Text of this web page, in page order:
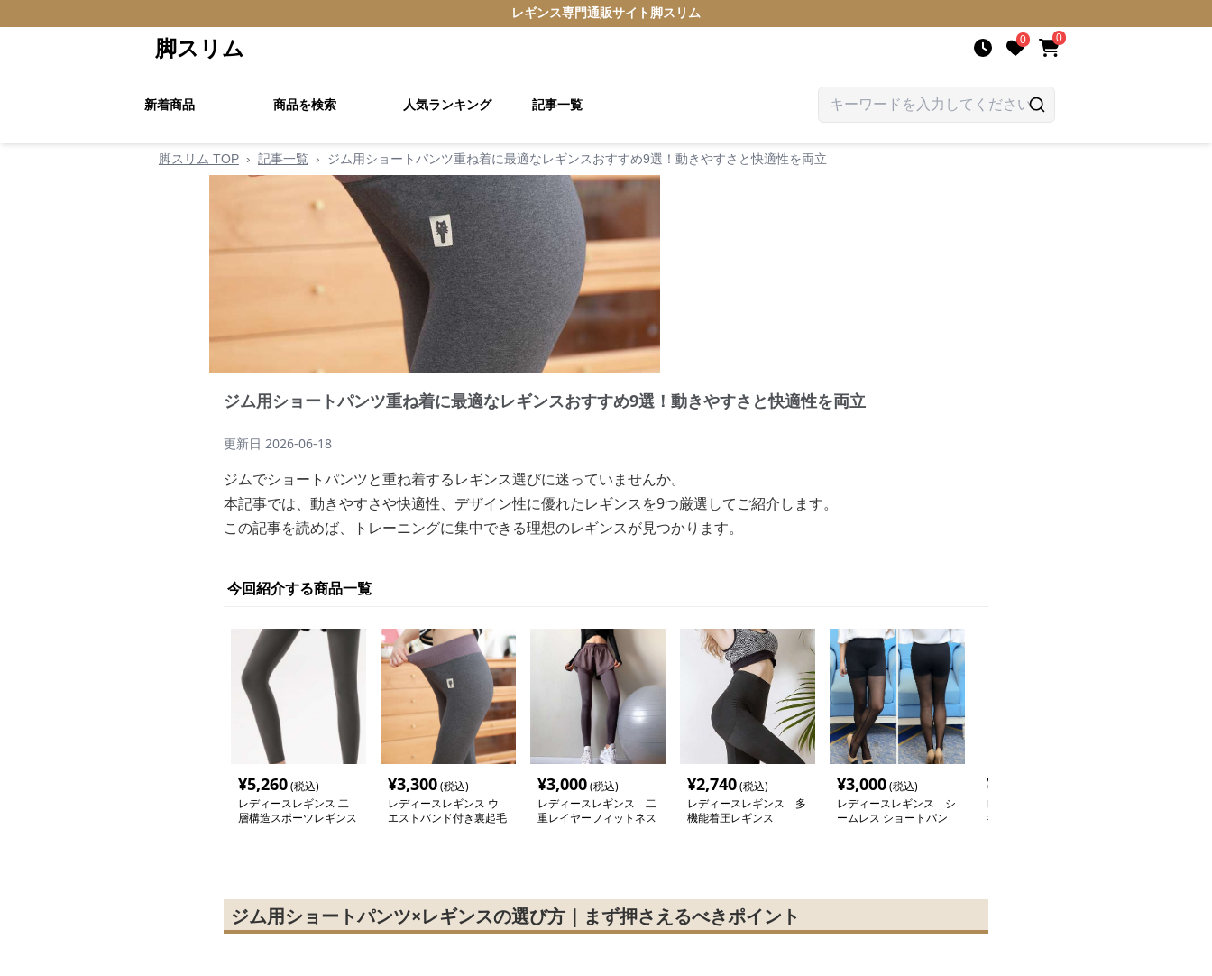
レギンス専門通販サイト 脚スリム
脚スリム 0 0
新着商品 商品を検索 人気ランキング 記事一覧
脚スリム TOP › 記事一覧 › ジム用ショートパンツ重ね着に最適なレギンスおすすめ9選！動きやすさと快適性を両立
ジム用ショートパンツ重ね着に最適なレギンスおすすめ9選！動きやすさと快適性を両立
更新日 2026-06-18
ジムでショートパンツと重ね着するレギンス選びに迷っていませんか。
本記事では、動きやすさや快適性、デザイン性に優れたレギンスを9つ厳選してご紹介します。
この記事を読めば、トレーニングに集中できる理想のレギンスが見つかります。
今回紹介する商品一覧
¥5,260(税込)
レディースレギンス 二
層構造スポーツレギンス
¥3,300(税込)
レディースレギンス ウ
エストバンド付き裏起毛
¥3,000(税込)
レディースレギンス 二
重レイヤーフィットネス
¥2,740(税込)
レディースレギンス 多
機能着圧レギンス
¥3,000(税込)
レディースレギンス シ
ームレス ショートパン
¥
レディースレディースレ
ギンス スポーツ用スト
ジム用ショートパンツ×レギンスの選び方｜まず押さえるべきポイント